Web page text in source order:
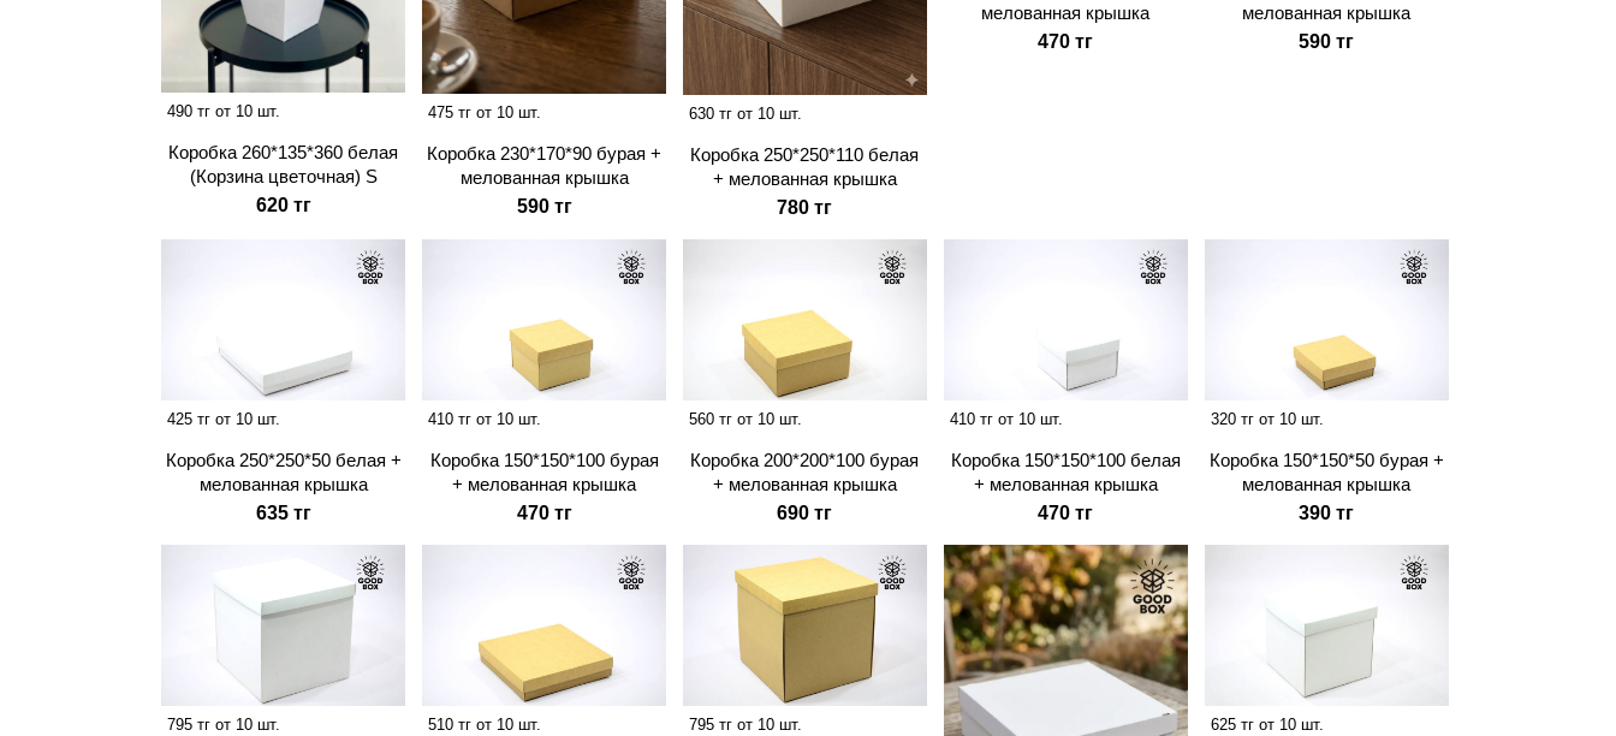
490 тг от 10 шт.
Коробка 260*135*360 белая
(Корзина цветочная) S
620 тг
475 тг от 10 шт.
Коробка 230*170*90 бурая +
мелованная крышка
590 тг
630 тг от 10 шт.
Коробка 250*250*110 белая
+ мелованная крышка
780 тг
мелованная крышка
470 тг
мелованная крышка
590 тг
425 тг от 10 шт.
Коробка 250*250*50 белая +
мелованная крышка
635 тг
410 тг от 10 шт.
Коробка 150*150*100 бурая
+ мелованная крышка
470 тг
560 тг от 10 шт.
Коробка 200*200*100 бурая
+ мелованная крышка
690 тг
410 тг от 10 шт.
Коробка 150*150*100 белая
+ мелованная крышка
470 тг
320 тг от 10 шт.
Коробка 150*150*50 бурая +
мелованная крышка
390 тг
795 тг от 10 шт. 510 тг от 10 шт. 795 тг от 10 шт. 625 тг от 10 шт.